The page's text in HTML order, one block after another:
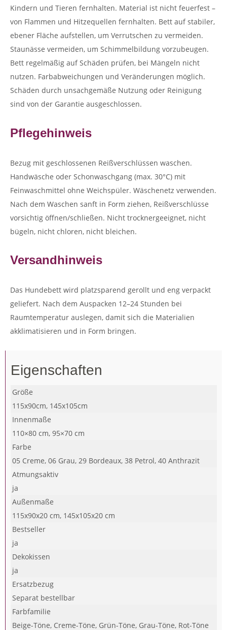
Kindern und Tieren fernhalten. Material ist nicht feuerfest –
von Flammen und Hitzequellen fernhalten. Bett auf stabiler,
ebener Fläche aufstellen, um Verrutschen zu vermeiden.
Staunässe vermeiden, um Schimmelbildung vorzubeugen.
Bett regelmäßig auf Schäden prüfen, bei Mängeln nicht
nutzen. Farbabweichungen und Veränderungen möglich.
Schäden durch unsachgemäße Nutzung oder Reinigung
sind von der Garantie ausgeschlossen.
Pflegehinweis
Bezug mit geschlossenen Reißverschlüssen waschen.
Handwäsche oder Schonwaschgang (max. 30°C) mit
Feinwaschmittel ohne Weichspüler. Wäschenetz verwenden.
Nach dem Waschen sanft in Form ziehen, Reißverschlüsse
vorsichtig öffnen/schließen. Nicht trocknergeeignet, nicht
bügeln, nicht chloren, nicht bleichen.
Versandhinweis
Das Hundebett wird platzsparend gerollt und eng verpackt
geliefert. Nach dem Auspacken 12–24 Stunden bei
Raumtemperatur auslegen, damit sich die Materialien
akklimatisieren und in Form bringen.
Eigenschaften
Größe
115x90cm, 145x105cm
Innenmaße
110×80 cm, 95×70 cm
Farbe
05 Creme, 06 Grau, 29 Bordeaux, 38 Petrol, 40 Anthrazit
Atmungsaktiv
ja
Außenmaße
115x90x20 cm, 145x105x20 cm
Bestseller
ja
Dekokissen
ja
Ersatzbezug
Separat bestellbar
Farbfamilie
Beige-Töne, Creme-Töne, Grün-Töne, Grau-Töne, Rot-Töne